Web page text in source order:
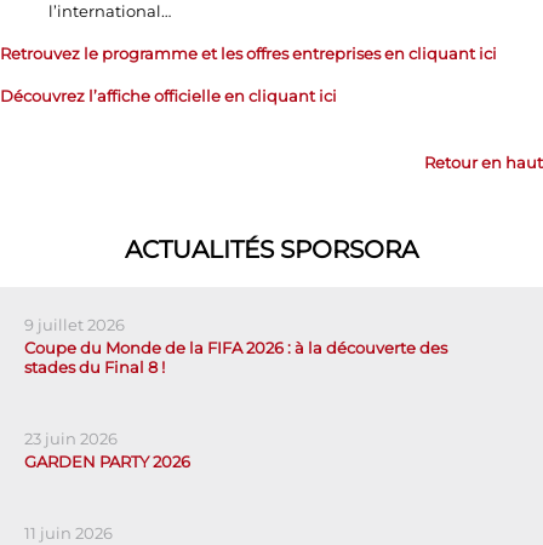
l’international…
Retrouvez le programme et les offres entreprises en cliquant ici
Découvrez l’affiche officielle en cliquant ici
Retour en haut
ACTUALITÉS SPORSORA
9 juillet 2026
Coupe du Monde de la FIFA 2026 : à la découverte des
stades du Final 8 !
23 juin 2026
GARDEN PARTY 2026
11 juin 2026